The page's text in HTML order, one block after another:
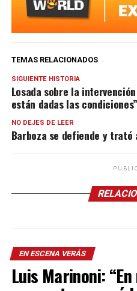
TEMAS RELACIONADOS
SIGUIENTE HISTORIA
Losada sobre la
están dadas las condiciones”
NO DEJES DE LEER
Barboza se defiende y trató
EN ESCENA VERÁS
Luis Marinoni: